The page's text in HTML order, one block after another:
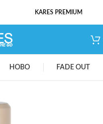
KARES PREMIUM
НОВО FADE OUT